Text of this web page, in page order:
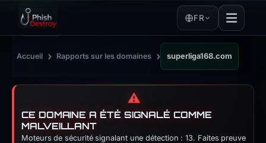
FR
Accueil › Rapports sur les domaines › superliga168.com
⚠️
CE DOMAINE A ÉTÉ SIGNALÉ COMME
MALVEILLANT
Moteurs de sécurité signalant une détection : 13. Faites preuve